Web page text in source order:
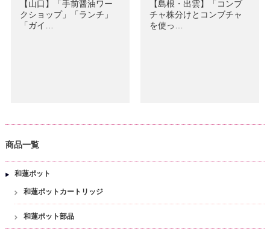
【山口】「手前醤油ワー
クショップ」「ランチ」
「ガイ…
【島根・出雲】「コンブ
チャ株分けとコンブチャ
を使っ…
商品一覧
和蓮ポット
和蓮ポットカートリッジ
和蓮ポット部品